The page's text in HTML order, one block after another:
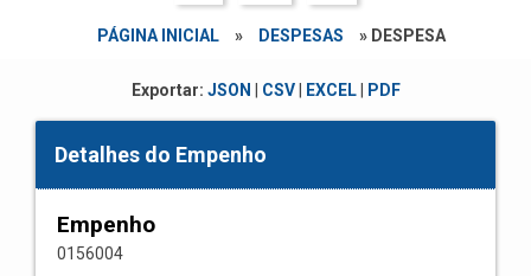
PÁGINA INICIAL » DESPESAS » DESPESA
Exportar: JSON CSV| EXCEL| PDF
Detalhes do Empenho
Empenho
0156004